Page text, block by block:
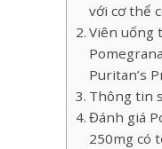
với cơ thể
Viên uống
Puritan’s
Thông tin
Đánh giá
250mg có